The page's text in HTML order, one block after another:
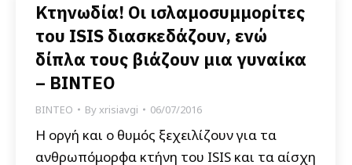
Κτηνωδία! Οι ισλαμοσυμμορίτες
του ISIS διασκεδάζουν, ενώ
δίπλα τους βιάζουν μια γυναίκα
– ΒΙΝΤΕΟ
ΒΙΝΤΕΟ Byxrisiavgi 06/07/2016
Η οργή και ο θυμός ξεχειλίζουν για τα
ανθρωπόμορφα κτήνη του ISIS και τα αίσχη